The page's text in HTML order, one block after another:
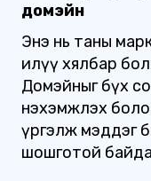
домэйн
Энэ нь таны
илүү хялбар
Домэйныг бүх
нэхэмжлэх
үргэлж мэддэг
шошготой